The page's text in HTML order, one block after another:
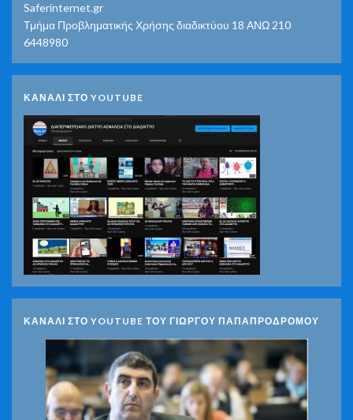
Saferinternet.gr
Τμήμα Προβληματικής Χρήσης διαδικτύου 18 ΑΝΩ 210
6448980
ΚΑΝΑΛΙ ΣΤΟ YOUTUBE
ΚΑΝΑΛΙ ΣΤΟ YOUTUBE ΤΟΥ ΓΙΩΡΓΟΥ ΠΑΠΑΠΡΟΔΡΟΜΟΥ